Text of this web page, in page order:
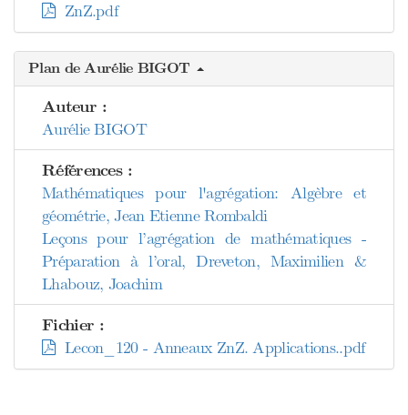
ZnZ.pdf
Plan de Aurélie BIGOT
Auteur :
Aurélie BIGOT
Références :
Mathématiques pour l'agrégation: Algèbre et
géométrie, Jean Etienne Rombaldi
Leçons pour l’agrégation de mathématiques -
Préparation à l’oral, Dreveton, Maximilien &
Lhabouz, Joachim
Fichier :
Lecon_120 - Anneaux ZnZ. Applications..pdf